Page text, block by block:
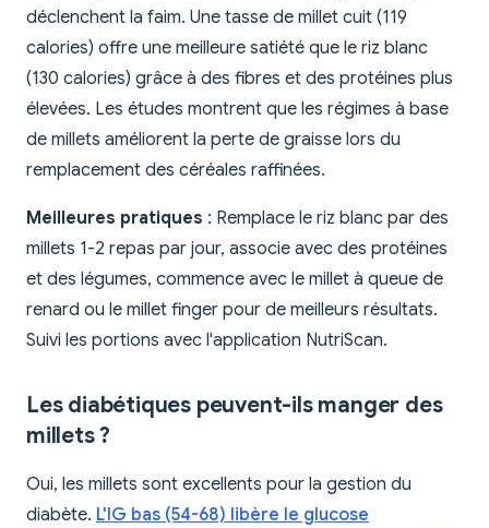
déclenchent la faim. Une tasse de millet cuit (119
calories) offre une meilleure satiété que le riz blanc
(130 calories) grâce à des fibres et des protéines plus
élevées. Les études montrent que les régimes à base
de millets améliorent la perte de graisse lors du
remplacement des céréales raffinées.
Meilleures pratiques : Remplace le riz blanc par des
millets 1-2 repas par jour, associe avec des protéines
et des légumes, commence avec le millet à queue de
renard ou le millet finger pour de meilleurs résultats.
Suivi les portions avec l'application NutriScan.
Les diabétiques peuvent-ils manger des
millets ?
Oui, les millets sont excellents pour la gestion du
diabète. L'IG bas (54-68) libère le glucose